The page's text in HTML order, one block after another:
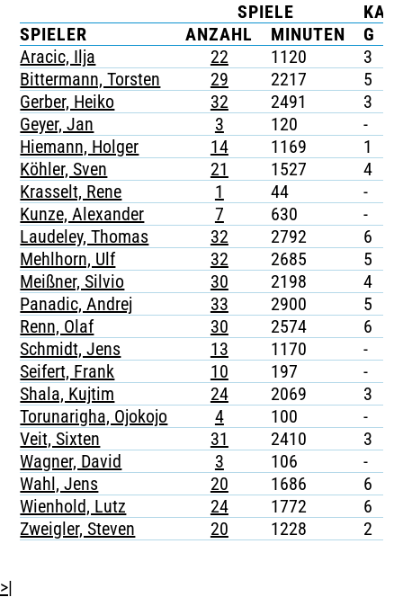
TICKETING
SPIELE
SPIELER
ANZAHL MINUTEN G
Aracic, Ilja
22 1120 3
Bittermann, Torsten
29 2217 5
Gerber, Heiko
32 2491 3
Geyer, Jan
3 120 -
Hiemann, Holger
14 1169 1
Köhler, Sven
21 1527 4
Krasselt, Rene
1 44 -
Kunze, Alexander
7 630 -
Laudeley, Thomas
32 2792 6
Mehlhorn, Ulf
32 2685 5
Meißner, Silvio
30 2198 4
Panadic, Andrej
33 2900 5
Renn, Olaf
30 2574 6
Schmidt, Jens
13 1170 -
Seifert, Frank
10 197 -
Shala, Kujtim
24 2069 3
Torunarigha, Ojokojo
4 100 -
Veit, Sixten
31 2410 3
Wagner, David
3 106 -
Wahl, Jens
20 1686 6
Wienhold, Lutz
24 1772 6
Zweigler, Steven
20 1228 2
>|